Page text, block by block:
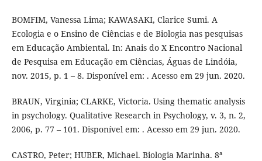
BOMFIM, Vanessa Lima; KAWASAKI, Clarice Sumi. A
Ecologia e o Ensino de Ciências e de Biologia nas pesquisas
em Educação Ambiental. In: Anais do X Encontro Nacional
de Pesquisa em Educação em Ciências, Águas de Lindóia,
nov. 2015, p. 1 – 8. Disponível em: . Acesso em 29 jun. 2020.
BRAUN, Virginia; CLARKE, Victoria. Using thematic analysis
in psychology. Qualitative Research in Psychology, v. 3, n. 2,
2006, p. 77 – 101. Disponível em: . Acesso em 29 jun. 2020.
CASTRO, Peter; HUBER, Michael. Biologia Marinha. 8ª